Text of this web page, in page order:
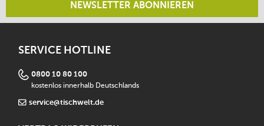
NEWSLETTER ABONNIEREN
SERVICE HOTLINE
0800 10 80 100
kostenlos innerhalb Deutschlands
service@tischwelt.de